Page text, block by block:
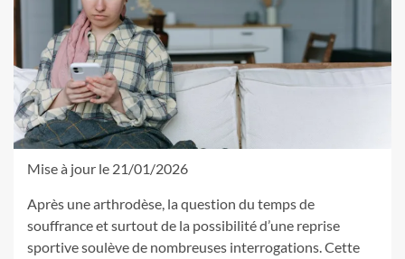
Mise à jour le 21/01/2026
Après une arthrodèse, la question du temps de
souffrance et surtout de la possibilité d’une reprise
sportive soulève de nombreuses interrogations. Cette